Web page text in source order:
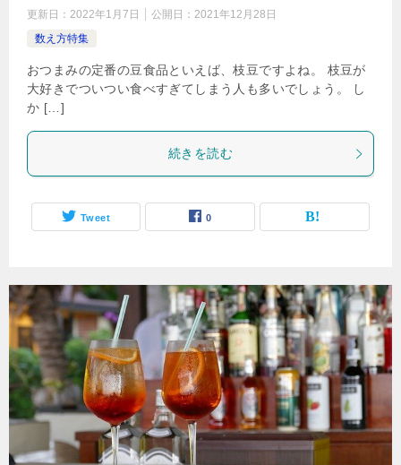
更新日： 2022年1月7日 公開日： 2021年12月28日
数え方特集
おつまみの定番の豆食品といえば、枝豆ですよね。 枝豆が
大好きでついつい食べすぎてしまう人も多いでしょう。 し
か […]
続きを読む
Tweet 0